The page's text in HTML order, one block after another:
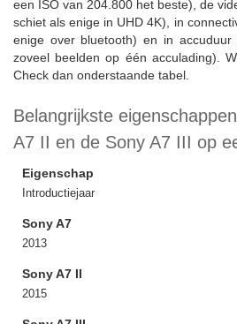
een ISO van 204.800 het beste), de
schiet als enige in UHD 4K), in
enige over bluetooth) en in
zoveel beelden op één acculading).
Check dan onderstaande tabel.
Belangrijkste
A7 II en de Sony A7 III op
Eigenschap
Introductiejaar
Sony A7
2013
Sony A7 II
2015